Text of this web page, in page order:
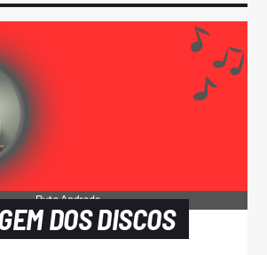
DOS DISCOS